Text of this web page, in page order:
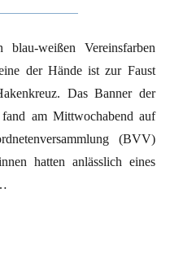
weißen Vereinsfarben
der Hände ist zur Faust
Das Banner der
am Mittwochabend auf
(BVV)
hatten anlässlich eines
Platz gestellt“